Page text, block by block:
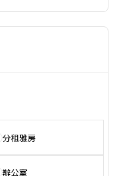
分租雅房
辦公室